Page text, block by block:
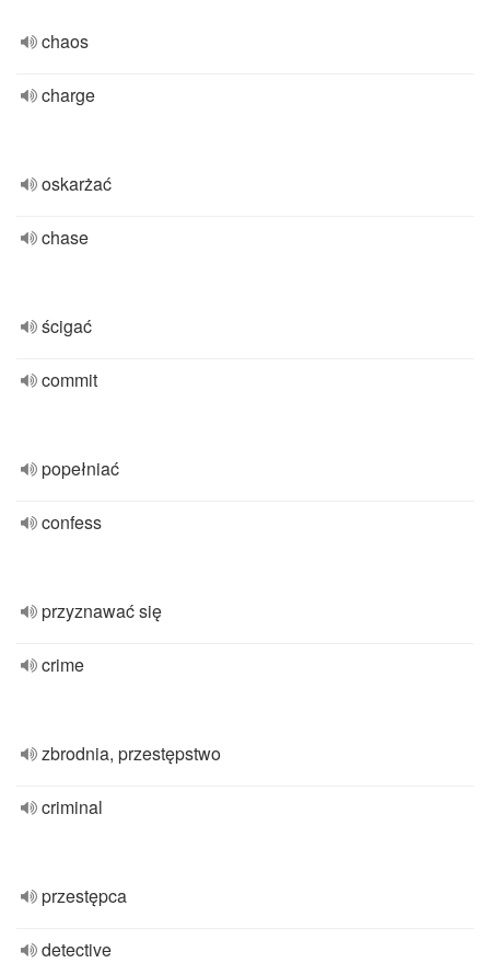
chaos
charge
oskarżać
chase
ścigać
commit
popełniać
confess
przyznawać się
crime
zbrodnia, przestępstwo
criminal
przestępca
detective